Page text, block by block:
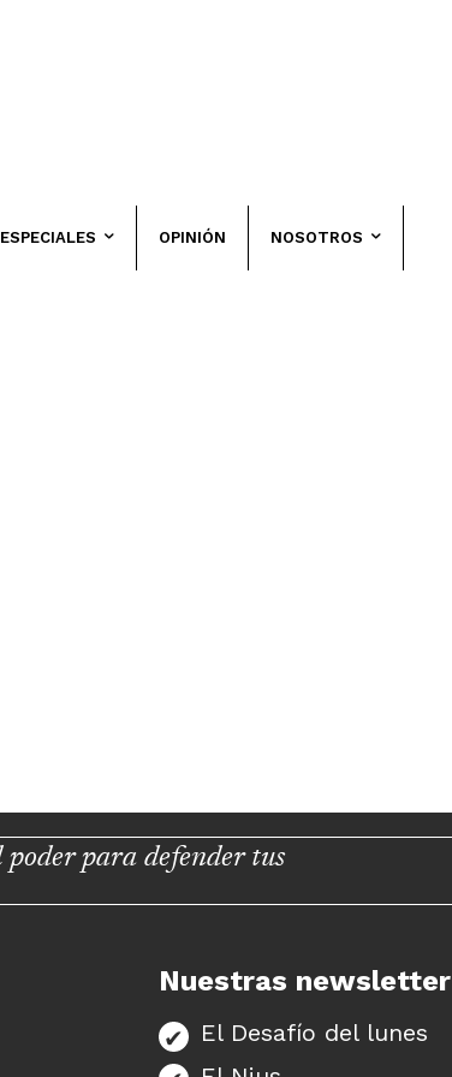
ESPECIALES OPINIÓN NOSOTROS
poder para defender tus
Nuestras newsletter
El Desafío del lunes